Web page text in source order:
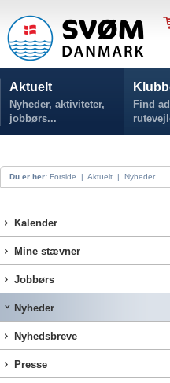
Aktuelt
Nyheder, aktiviteter,
jobbørs...
Find
Du er her: Forside | Aktuelt | Nyheder
Kalender
Mine stævner
Jobbørs
Nyheder
Nyhedsbreve
Presse